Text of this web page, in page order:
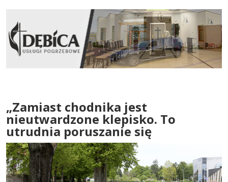
„Zamiast chodnika jest
nieutwardzone klepisko. To
utrudnia poruszanie się